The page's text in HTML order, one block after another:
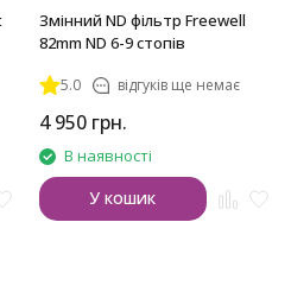
Змінний ND фільтр Freewell
82mm ND 6-9 стопів
5.0 відгуків ще немає
4 950 грн.
В наявності
У кошик